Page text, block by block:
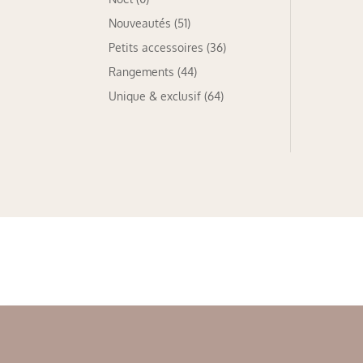
Nouveautés (51)
Petits accessoires (36)
Rangements (44)
Unique & exclusif (64)